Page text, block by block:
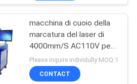
macchina di cuoio della
marcatura del laser di
4000mm/S AC110V per
carta
Please inquire individully MOQ:1
CONTACT